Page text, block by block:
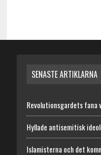
SENASTE ARTIKLARNA
Revolutionsgardets fana
Hyllade antisemitisk
Islamisterna och det